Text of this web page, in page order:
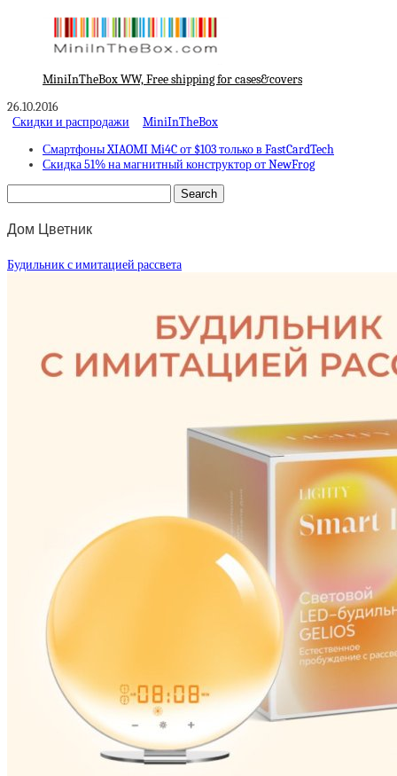
MiniInTheBox WW, Free shipping for cases&covers
26.10.2016
Скидки и распродажи
MiniInTheBox
Смартфоны XIAOMI Mi4C от $103 только в FastCardTech
Скидка 51% на магнитный конструктор от NewFrog
Дом Цветник
Будильник с имитацией рассвета